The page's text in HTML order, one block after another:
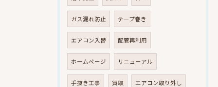
ガス漏れ防止 テープ巻き
エアコン入替 配管再利用
ホームページ リニューアル
手抜き工事 買取 エアコン取り外し